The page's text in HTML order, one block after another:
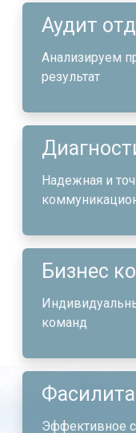
Аудит
Анализируем
результат
Надежная и
Бизнес
команд
Эффективное